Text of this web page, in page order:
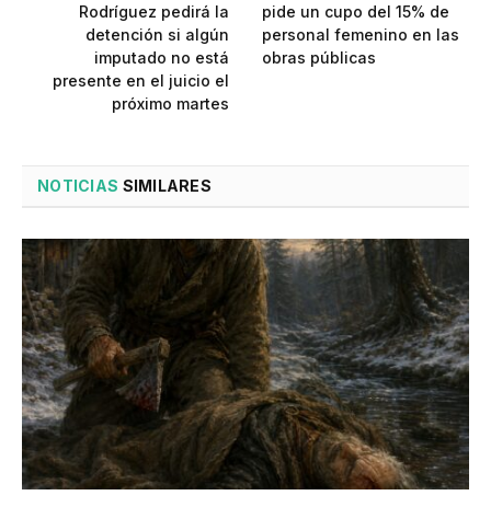
Rodríguez pedirá la
detención si algún
imputado no está
presente en el juicio el
próximo martes
pide un cupo del 15% de
personal femenino en las
obras públicas
NOTICIAS SIMILARES